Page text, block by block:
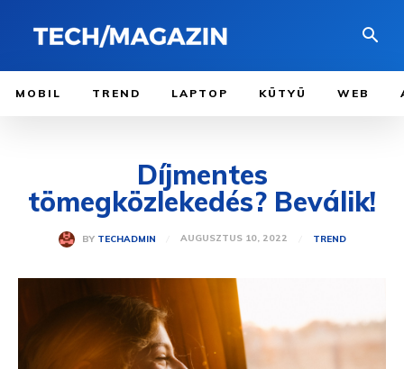
MOBIL TREND LAPTOP KÜTYÜ WEB
Díjmentes
tömegközlekedés? Beválik!
BY TECHADMIN AUGUSZTUS 10, 2022 TREND